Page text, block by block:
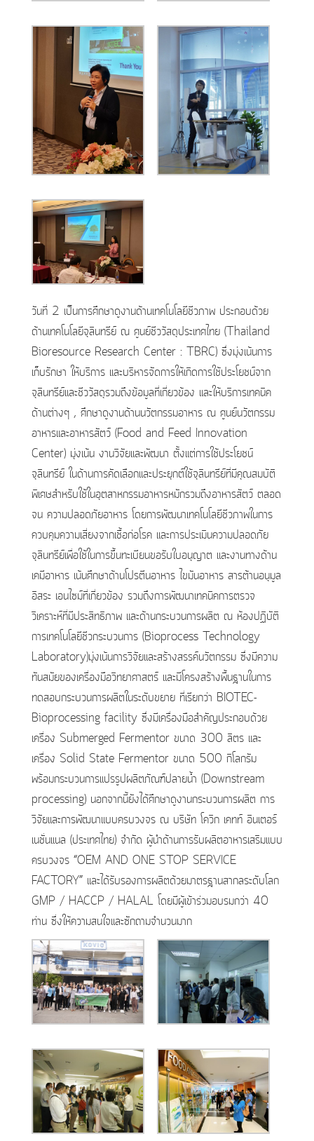
วันที่ 2 เป็นการศึกษาดูงานด้านเทคโนโลยีชีวภาพ ประกอบด้วย
ด้านเทคโนโลยีจุลินทรีย์ ณ ศูนย์ชีววัสดุประเทศไทย (Thailand
Bioresource Research Center : TBRC) ซึ่งมุ่งเน้นการ
เก็บรักษา ให้บริการ และบริหารจัดการให้เกิดการใช้ประโยชน์จาก
จุลินทรีย์และชีววัสดุรวมถึงข้อมูลที่เกี่ยวข้อง และให้บริการเทคนิค
ด้านต่างๆ , ศึกษาดูงานด้านนวัตกรรมอาหาร ณ ศูนย์นวัตกรรม
อาหารและอาหารสัตว์ (Food and Feed Innovation
Center) มุ่งเน้น งานวิจัยและพัฒนา ตั้งแต่การใช้ประโยชน์
จุลินทรีย์ ในด้านการคัดเลือกและประยุกต์ใช้จุลินทรีย์ที่มีคุณสมบัติ
พิเศษสำหรับใช้ในอุตสาหกรรมอาหารหมักรวมถึงอาหารสัตว์ ตลอด
จน ความปลอดภัยอาหาร โดยการพัฒนาเทคโนโลยีชีวภาพในการ
ควบคุมความเสี่ยงจากเชื้อก่อโรค และการประเมินความปลอดภัย
จุลินทรีย์เพื่อใช้ในการขึ้นทะเบียนขอรับใบอนุญาต และงานทางด้าน
เคมีอาหาร เน้นศึกษาด้านโปรตีนอาหาร ไขมันอาหาร สารต้านอนุมูล
อิสระ เอนไซม์ที่เกี่ยวข้อง รวมถึงการพัฒนาเทคนิคการตรวจ
วิเคราะห์ที่มีประสิทธิภาพ และด้านกระบวนการผลิต ณ ห้องปฏิบัติ
การเทคโนโลยีชีวกระบวนการ (Bioprocess Technology
Laboratory)มุ่งเน้นการวิจัยและสร้างสรรค์นวัตกรรม ซึ่งมีความ
ทันสมัยของเครื่องมือวิทยาศาสตร์ และมีโครงสร้างพื้นฐานในการ
ทดสอบกระบวนการผลิตในระดับขยาย ที่เรียกว่า BIOTEC-
Bioprocessing facility ซึ่งมีเครื่องมือสำคัญประกอบด้วย
เครื่อง Submerged Fermentor ขนาด 300 ลิตร และ
เครื่อง Solid State Fermentor ขนาด 500 กิโลกรัม
พร้อมกระบวนการแปรรูปผลิตภัณฑ์ปลายน้ำ (Downstream
processing) นอกจากนี้ยังได้ศึกษาดูงานกระบวนการผลิต การ
วิจัยและการพัฒนาแบบครบวงจร ณ บริษัท โควิก เคทท์ อินเตอร์
เนชั่นแนล (ประเทศไทย) จำกัด ผู้นำด้านการรับผลิตอาหารเสริมแบบ
ครบวงจร “OEM AND ONE STOP SERVICE
FACTORY” และได้รับรองการผลิตด้วยมาตรฐานสากลระดับโลก
GMP / HACCP / HALAL โดยมีผู้เข้าร่วมอบรมกว่า 40
ท่าน ซึ่งให้ความสนใจและซักถามจำนวนมาก